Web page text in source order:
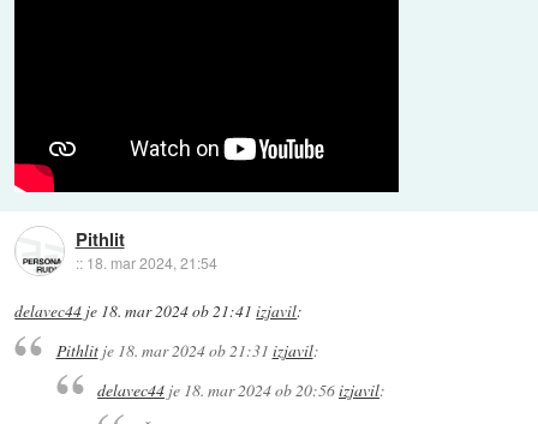
Pithlit
:: 18. mar 2024, 21:54
delavec44 je 18. mar 2024 ob 21:41 izjavil:
Pithlitje 18. mar 2024 ob 21:31 izjavil:
delavec44 je 18. mar 2024 ob 20:56izjavil: